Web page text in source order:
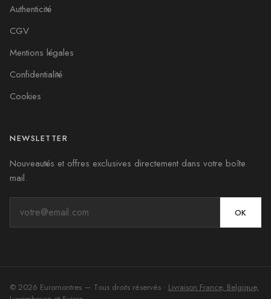
Authenticité
CGV
Mentions légales
Confidentialité
Cookies
NEWSLETTER
Nouveautés et offres exclusives directement dans votre boîte
mail.
OK
© 2026 Euromontres — Tous droits réservés · Livraison France, Belgique,